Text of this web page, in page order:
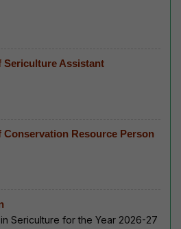
Sericulture Assistant
Resource Person
Sericulture for the Year 2026-27